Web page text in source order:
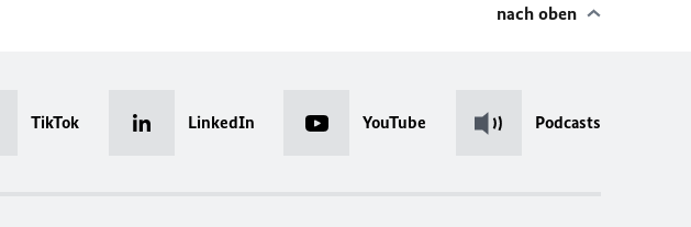
nach oben
TikTok LinkedIn YouTube Podcasts